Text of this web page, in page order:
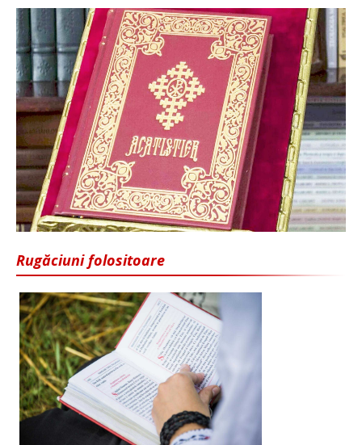
Rugăciuni folositoare